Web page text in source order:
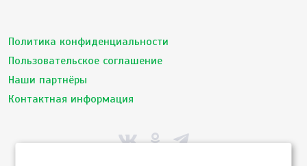
Политика конфиденциальности
Пользовательское соглашение
Наши партнёры
Контактная информация